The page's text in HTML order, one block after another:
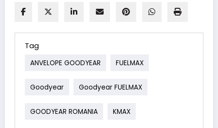
Tag
ANVELOPE GOODYEAR FUELMAX
Goodyear Goodyear FUELMAX
GOODYEAR ROMANIA KMAX